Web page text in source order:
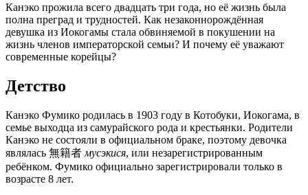
Канэко прожила всего двадцать три года, но её жизнь была
полна преград и трудностей. Как незаконнорождённая
девушка из Иокогамы стала обвиняемой в покушении на
жизнь членов императорской семьи? И почему её уважают
современные корейцы?
Детство
Канэко Фумико родилась в 1903 году в Котобуки, Иокогама, в
семье выходца из самурайского рода и крестьянки. Родители
Канэко не состояли в официальном браке, поэтому девочка
являлась 無籍者 мусэкися, или незарегистрированным
ребёнком. Фумико официально зарегистрировали только в
возрасте 8 лет.